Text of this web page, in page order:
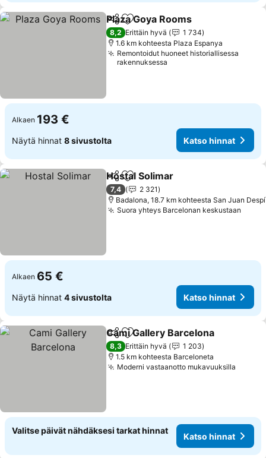
Jaa Lisää suosikkeihin
Plaza Goya Rooms
8,2 Erittäin hyvä
1 734
1.6 km kohteesta Plaza Espanya
Remontoidut huoneet historiallisessa
rakennuksessa
Alkaen 193 €
Näytä hinnat 8 sivustolta Katso hinnat
Jaa Lisää suosikkeihin
Hostal Solimar
7,4
2 321
Badalona, 18.7 km kohteesta San Juan Despí
Suora yhteys Barcelonan keskustaan
Alkaen 65 €
Näytä hinnat 4 sivustolta Katso hinnat
Jaa Lisää suosikkeihin
Cami Gallery Barcelona
8,3 Erittäin hyvä
1 203
1.5 km kohteesta Barceloneta
Moderni vastaanotto mukavuuksilla
Valitse päivät nähdäksesi tarkat hinnat
Katso hinnat